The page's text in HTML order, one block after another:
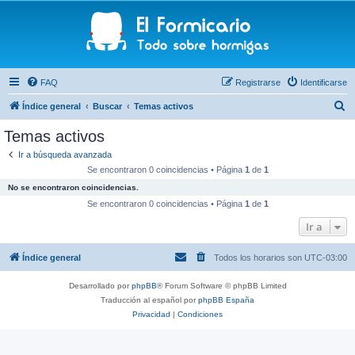
FAQ Identificarse
Registrarse
Índice general Buscar Temas activos
Temas activos
Ir a búsqueda avanzada
Se encontraron 0 coincidencias • Página 1 de 1
No se encontraron coincidencias.
Se encontraron 0 coincidencias • Página 1 de 1
Ir a
Índice general Todos los horarios son UTC-03:00
Desarrollado porphpBB® Forum Software © phpBB Limited
Traducción al español porphpBB España
Privacidad | Condiciones